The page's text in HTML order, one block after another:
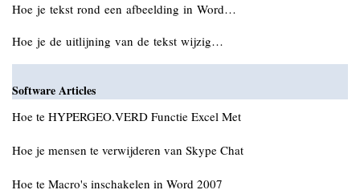
Hoe je tekst rond een afbeelding in Word…
Hoe je de uitlijning van de tekst wijzig…
Software Articles
Hoe te HYPERGEO.VERD Functie Excel Met
Hoe je mensen te verwijderen van Skype Chat
Hoe te Macro's inschakelen in Word 2007